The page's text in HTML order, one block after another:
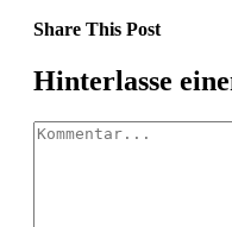
Share This Post
Facebook
X
LinkedIn
Pinterest
Hinterlasse
Kommentar